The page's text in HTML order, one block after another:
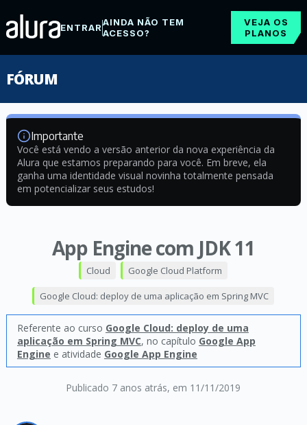
ENTRARAINDA NÃO TEM
ACESSO?
VEJA OS
PLANOS
FÓRUM
Importante
Você está vendo a versão anterior da nova experiência da
Alura que estamos preparando para você. Em breve, ela
ganha uma identidade visual novinha totalmente pensada
em potencializar seus estudos!
App Engine com JDK 11
Publicado 7 anos atrás, em 11/11/2019
Cloud Google Cloud Platform
Google Cloud: deploy de uma aplicação em Spring MVC
Referente ao curso Google Cloud: deploy de uma
aplicação em Spring MVC, no capítulo Google App
Engine e atividade Google App Engine